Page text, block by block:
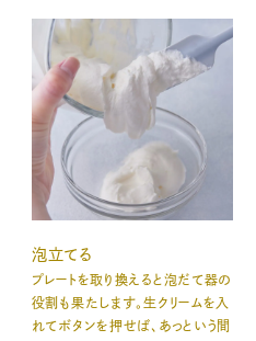
泡立てる
プレートを取り換えると泡だて器の
役割も果たします。生クリームを入
れてボタンを押せば、あっという間